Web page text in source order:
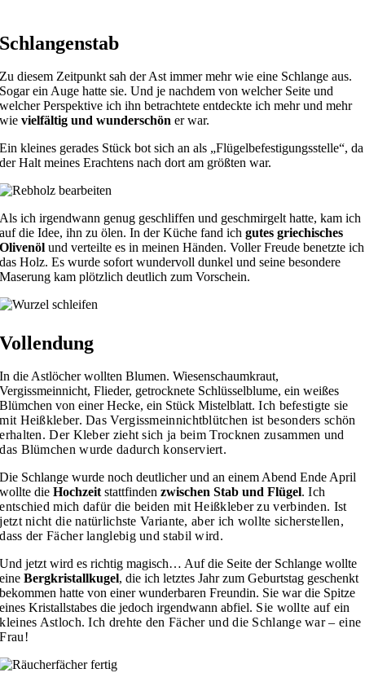
Schlangenstab
Zu diesem Zeitpunkt sah der Ast immer mehr wie eine Schlange aus.
Sogar ein Auge hatte sie. Und je nachdem von welcher Seite und
welcher Perspektive ich ihn betrachtete entdeckte ich mehr und mehr
wievielfältig und wunderschöner war.
Ein kleines gerades Stück bot sich an als „Flügelbefestigungsstelle“, da
der Halt meines Erachtens nach dort am größten war.
Als ich irgendwann genug geschliffen und geschmirgelt hatte, kam ich
auf die Idee, ihn zu ölen. In der Küche fand ichgutes griechisches
Olivenöl und verteilte es in meinen Händen. Voller Freude benetzte ich
das Holz. Es wurde sofort wundervoll dunkel und seine besondere
Maserung kam plötzlich deutlich zum Vorschein.
Vollendung
In die Astlöcher wollten Blumen. Wiesenschaumkraut,
Vergissmeinnicht, Flieder, getrocknete Schlüsselblume, ein weißes
Blümchen von einer Hecke, ein Stück Mistelblatt.Ich befestigte sie
mit Heißkleber. Das Vergissmeinnichtblütchen ist besonders schön
erhalten. Der Kleber zieht sich ja beim Trocknen zusammen und
das Blümchen wurde dadurch konserviert.
Die Schlange wurde noch deutlicher und an einem Abend Ende April
wollte dieHochzeit stattfindenzwischen Stab und Flügel.Ich
entschied mich dafür die beiden mit Heißkleber zu verbinden. Ist
jetzt nicht die natürlichste Variante, aber ich wollte sicherstellen,
dass der Fächer langlebig und stabil wird.
Und jetzt wird es richtig magisch… Auf die Seite der Schlange wollte
eineBergkristallkugel, die ich letztes Jahr zum Geburtstag geschenkt
bekommen hatte von einer wunderbaren Freundin. Sie war die Spitze
eines Kristallstabes die jedoch irgendwann abfiel. Sie wollte auf ein
kleines Astloch. Ich drehte den Fächer und die Schlange war – eine
Frau!